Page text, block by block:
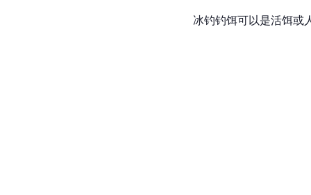
冰钓钓饵可以是活饵或